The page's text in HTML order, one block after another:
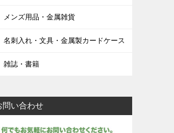
メンズ用品・金属雑貨
名刺入れ・文具・金属製カードケース
雑誌・書籍
問い合わせ